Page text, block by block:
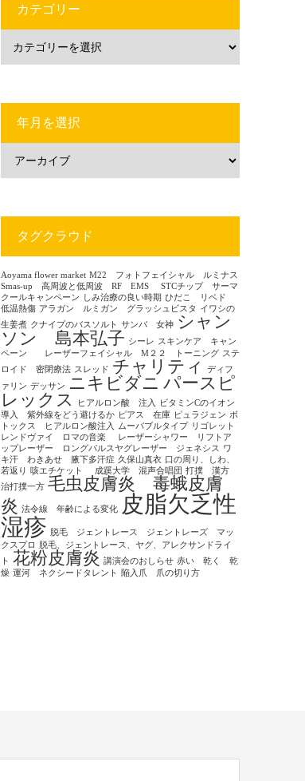
カテゴリー
年月を選択
タグクラウド
Aoyama flower market M22 フォトフェイシャル ルミナス
Smas-up 高周波と低周波 RF EMS
STCチップ サーマ
クールキャンペーン
しみ治療の良い時期 ひだこ リベド
低温熱傷 アラガン ルミガン グラッシュビスタ
イワシの
生姜煮 クナイプのバスソルト サンバ 女神 シャン
ソン 島本弘子 シーレ スキンケア キャン
ペーン レーザーフェイシャル M２２ トーニング ステ
ロイド 密閉療法 スレッド チャリティ
ディフ
ァリン デッサン ニキビダニ パースピ
レックス
ヒアルロン酸 注入
ビタミンCのイオン
導入 紫外線をどう避けるか ピアス 在庫 ピュラジェン ボ
トックス ヒアルロン酸注入 ムーバブルタイプ リゴレット
レンドヴァイ ロマの音楽
レーザーシャワー リフトア
ップレーザー ロングパルスヤグレーザー ジェネシス ワ
キ汗 わきあせ 腋下多汗症 久保山真衣 口の周り、しわ、
若返り 咳エチケット 成蹊大学 混声合唱団 打撲 漢方
治打撲一方 毛虫皮膚炎 毒蛾皮膚
炎 法令線 年齢による変化
皮脂欠乏性
湿疹
脱毛 ジェントレース ジェントレーズ マッ
クスプロ
脱毛、ジェントレース、ヤグ、アレクサンドライ
ト 花粉皮膚炎 講演会のおしらせ 赤い 乾く 乾
燥 運河 ネクシードタレント 陥入爪 爪の切り方